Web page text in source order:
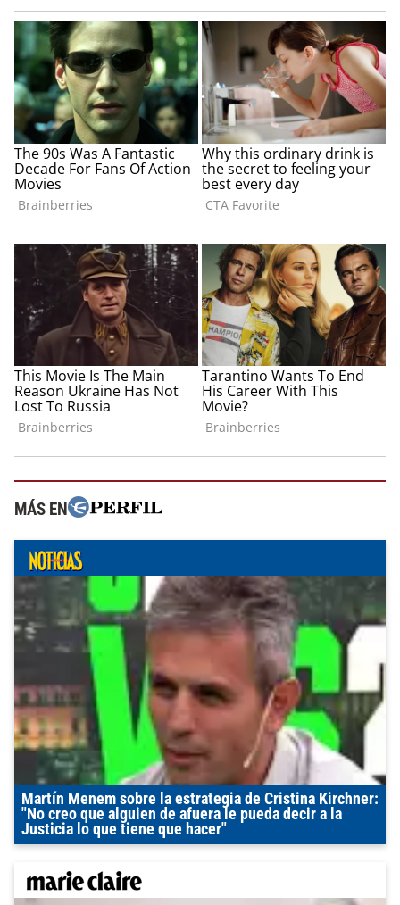
MÁS EN
Martín Menem sobre la estrategia de Cristina Kirchner:
"No creo que alguien de afuera le pueda decir a la
Justicia lo que tiene que hacer"